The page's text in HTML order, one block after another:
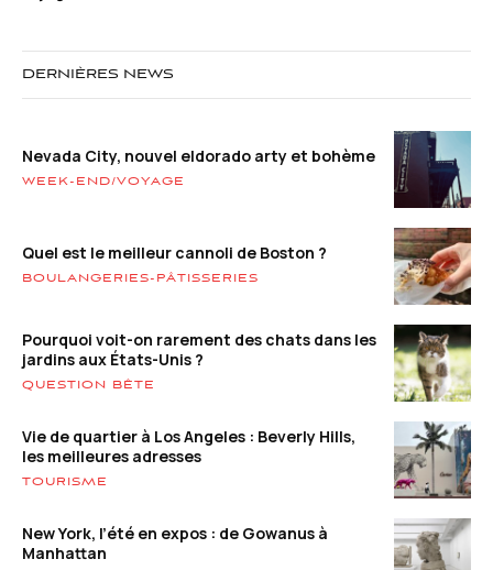
DERNIÈRES NEWS
Nevada City, nouvel eldorado arty et bohème
WEEK-END/VOYAGE
Quel est le meilleur cannoli de Boston ?
BOULANGERIES-PÂTISSERIES
Pourquoi voit-on rarement des chats dans les
jardins aux États-Unis ?
QUESTION BÊTE
Vie de quartier à Los Angeles : Beverly Hills,
les meilleures adresses
TOURISME
New York, l’été en expos : de Gowanus à
Manhattan